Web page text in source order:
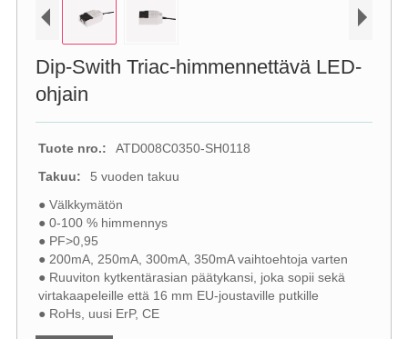
Dip-Swith Triac-himmennettävä LED-
ohjain
Tuote nro.:
ATD008C0350-SH0118
Takuu:
5 vuoden takuu
● Välkkymätön
● 0-100 % himmennys
● PF>0,95
● 200mA, 250mA, 300mA, 350mA vaihtoehtoja varten
● Ruuviton kytkentärasian päätykansi, joka sopii sekä
virtakaapeleille että 16 mm EU-joustaville putkille
● RoHs, uusi ErP, CE